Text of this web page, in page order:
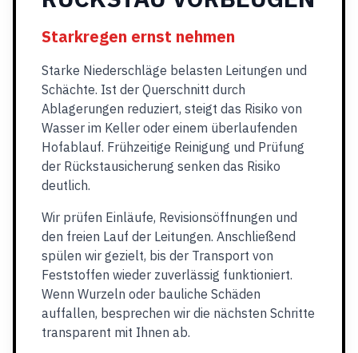
Starkregen ernst nehmen
Starke Niederschläge belasten Leitungen und
Schächte. Ist der Querschnitt durch
Ablagerungen reduziert, steigt das Risiko von
Wasser im Keller oder einem überlaufenden
Hofablauf. Frühzeitige Reinigung und Prüfung
der Rückstausicherung senken das Risiko
deutlich.
Wir prüfen Einläufe, Revisionsöffnungen und
den freien Lauf der Leitungen. Anschließend
spülen wir gezielt, bis der Transport von
Feststoffen wieder zuverlässig funktioniert.
Wenn Wurzeln oder bauliche Schäden
auffallen, besprechen wir die nächsten Schritte
transparent mit Ihnen ab.